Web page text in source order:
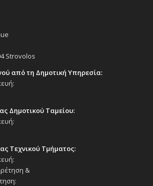
Strovolos
από τη Δημοτική Υπηρεσία:
Δημοτικού Ταμείου:
Τεχνικού Τμήματος:
&